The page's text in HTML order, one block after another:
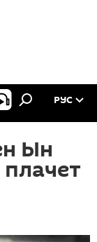
РУС
Ын